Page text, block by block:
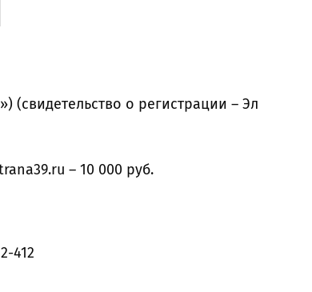
(свидетельство о регистрации – Эл
– 10 000 руб.
412